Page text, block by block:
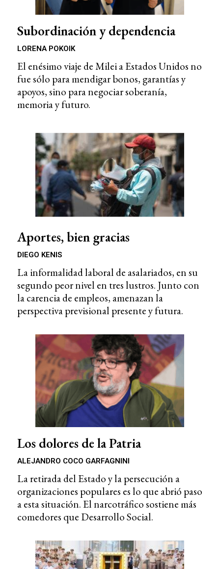
Subordinación y dependencia
LORENA POKOIK
El enésimo viaje de Milei a Estados Unidos no
fue sólo para mendigar bonos, garantías y
apoyos, sino para negociar soberanía,
memoria y futuro.
Aportes, bien gracias
DIEGO KENIS
La informalidad laboral de asalariados, en su
segundo peor nivel en tres lustros. Junto con
la carencia de empleos, amenazan la
perspectiva previsional presente y futura.
Los dolores de la Patria
ALEJANDRO COCO GARFAGNINI
La retirada del Estado y la persecución a
organizaciones populares es lo que abrió paso
a esta situación. El narcotráfico sostiene más
comedores que Desarrollo Social.